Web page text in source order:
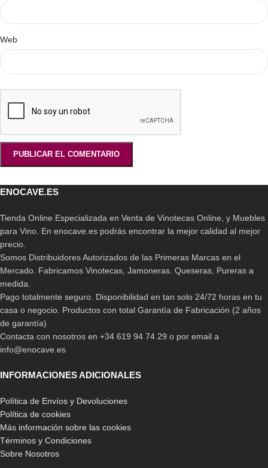
Web
ENOCAVE.ES
Tienda Online Especializada en Venta de Vinotecas Online, y Muebles
para Vino. En enocave.es podrás encontrar la mejor calidad al mejor
precio.
Somos Distribuidores Autorizados de las Primeras Marcas en el
Mercado. Fabricamos Vinotecas, Jamoneras. Queseras, Pureras a
medida.
Pago totalmente seguro. Disponibilidad en tan solo 24/72 horas en tu
casa o negocio. Productos con total Garantía de Fabricación (2 años
de garantía)
Contacta con nosotros en +34 619 94 74 29 o por email a
info@enocave.es
INFORMACIONES ADICIONALES
Política de Envíos y Devoluciones
Política de cookies
Más información sobre las cookies
Términos y Condiciones
Sobre Nosotros